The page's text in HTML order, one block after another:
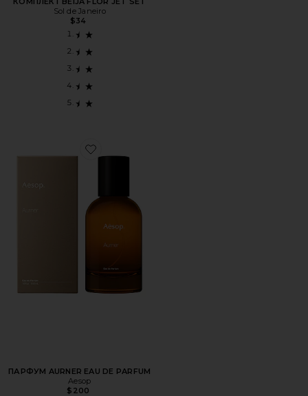
Sol de Janeiro
$34
Favorite ПАРФУМ AURNER EAU DE PARFUM
ПАРФУМ AURNER EAU DE PARFUM
Aesop
$200